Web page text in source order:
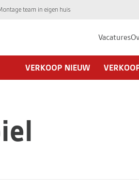
team in eigen huis
Vacatures
VERKOOP NIEUW